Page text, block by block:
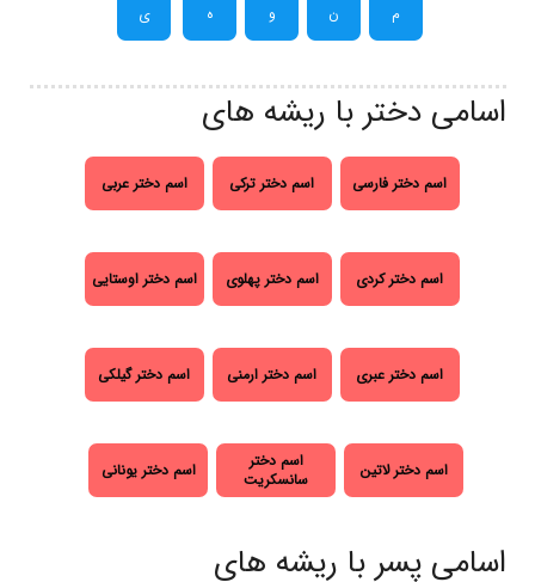
م ن و ه ی
اسامی دختر با ریشه های
اسم دختر فارسی اسم دختر ترکی اسم دختر عربی
اسم دختر کردی اسم دختر پهلوی اسم دختر اوستایی
اسم دختر عبری اسم دختر ارمنی اسم دختر گیلکی
اسم دختر لاتین
اسم دختر
سانسکریت
اسم دختر یونانی
اسامی پسر با ریشه های